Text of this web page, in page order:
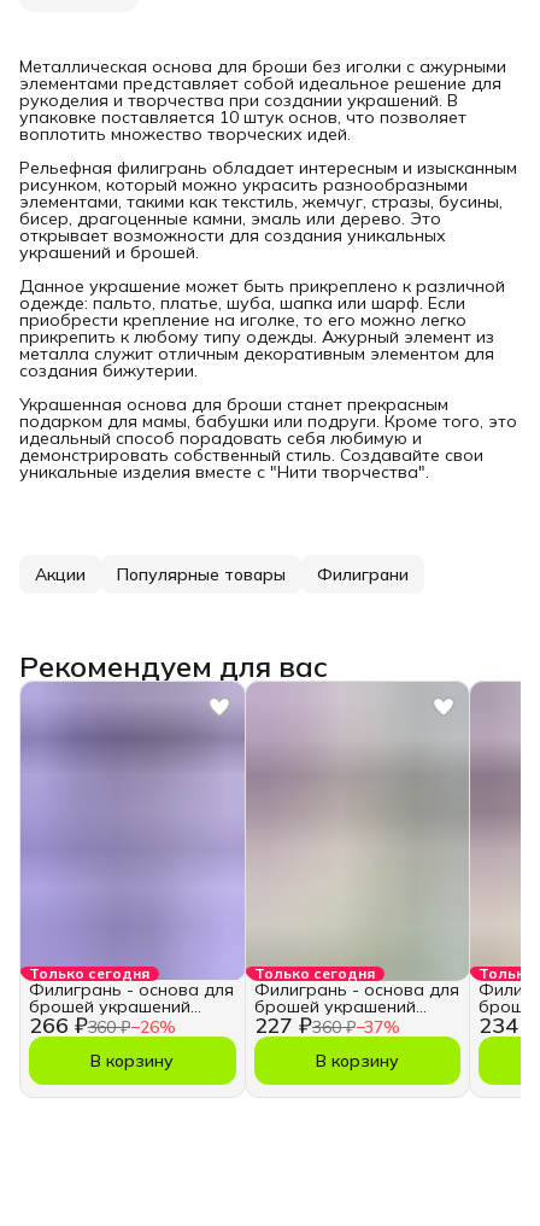
Металлическая основа для броши без иголки с ажурными
элементами представляет собой идеальное решение для
рукоделия и творчества при создании украшений. В
упаковке поставляется 10 штук основ, что позволяет
воплотить множество творческих идей.
Рельефная филигрань обладает интересным и изысканным
рисунком, который можно украсить разнообразными
элементами, такими как текстиль, жемчуг, стразы, бусины,
бисер, драгоценные камни, эмаль или дерево. Это
открывает возможности для создания уникальных
украшений и брошей.
Данное украшение может быть прикреплено к различной
одежде: пальто, платье, шуба, шапка или шарф. Если
приобрести крепление на иголке, то его можно легко
прикрепить к любому типу одежды. Ажурный элемент из
металла служит отличным декоративным элементом для
создания бижутерии.
Украшенная основа для броши станет прекрасным
подарком для мамы, бабушки или подруги. Кроме того, это
идеальный способ порадовать себя любимую и
демонстрировать собственный стиль. Создавайте свои
уникальные изделия вместе с "Нити творчества".
Акции Популярные товары Филиграни
Рекомендуем для вас
Только сегодня
266 ₽360 ₽−26%
Филигрань - основа для
брошей украшений
рукоделия
В корзину
Только сегодня
227 ₽360 ₽−37%
Филигрань - основа для
брошей украшений
рукоделия
В корзину
Только
234 ₽